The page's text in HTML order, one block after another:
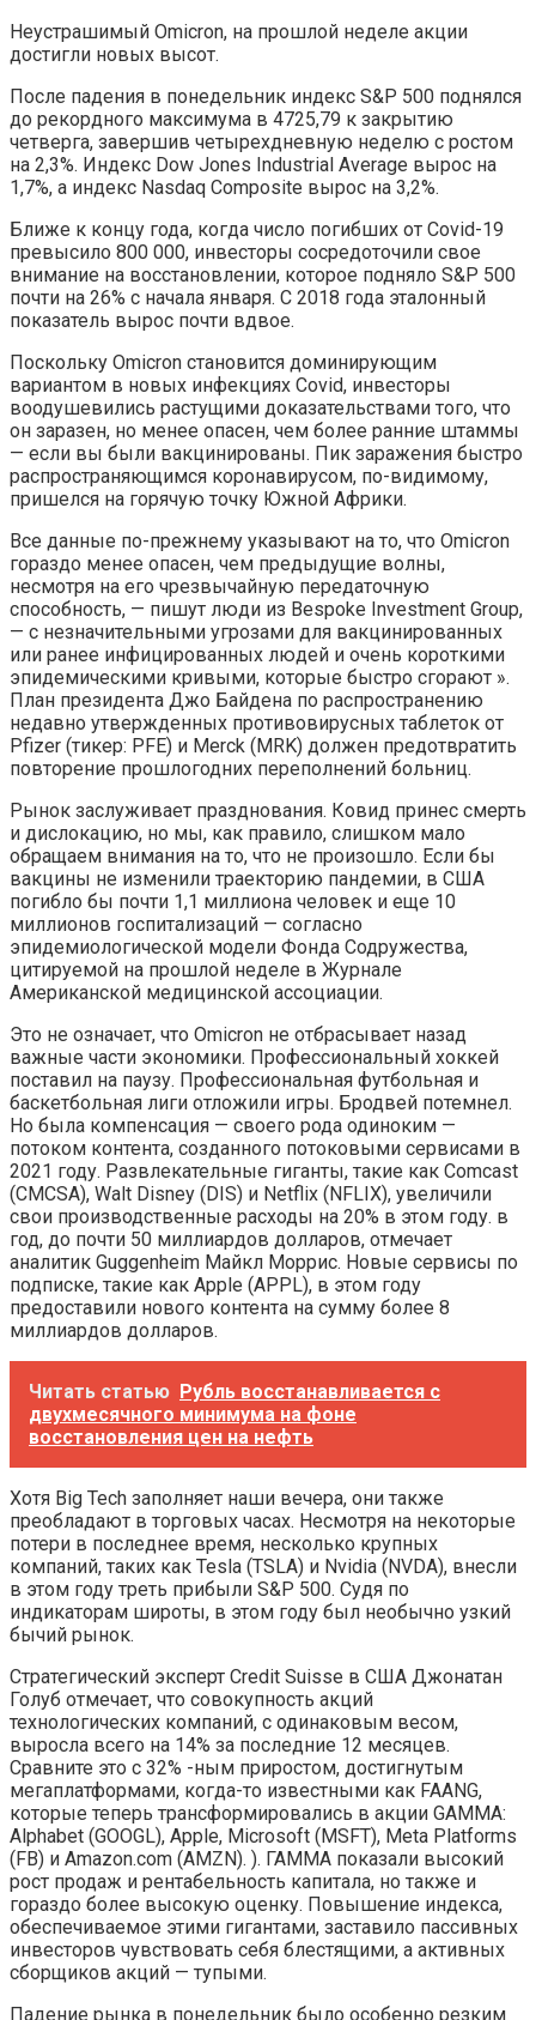
Неустрашимый Omicron, на прошлой неделе акции
достигли новых высот.
После падения в понедельник индекс S&P 500 поднялся
до рекордного максимума в 4725,79 к закрытию
четверга, завершив четырехдневную неделю с ростом
на 2,3%. Индекс Dow Jones Industrial Average вырос на
1,7%, а индекс Nasdaq Composite вырос на 3,2%.
Ближе к концу года, когда число погибших от Covid-19
превысило 800 000, инвесторы сосредоточили свое
внимание на восстановлении, которое подняло S&P 500
почти на 26% с начала января. С 2018 года эталонный
показатель вырос почти вдвое.
Поскольку Omicron становится доминирующим
вариантом в новых инфекциях Covid, инвесторы
воодушевились растущими доказательствами того, что
он заразен, но менее опасен, чем более ранние штаммы
— если вы были вакцинированы. Пик заражения быстро
распространяющимся коронавирусом, по-видимому,
пришелся на горячую точку Южной Африки.
Все данные по-прежнему указывают на то, что Omicron
гораздо менее опасен, чем предыдущие волны,
несмотря на его чрезвычайную передаточную
способность, — пишут люди из Bespoke Investment Group,
— с незначительными угрозами для вакцинированных
или ранее инфицированных людей и очень короткими
эпидемическими кривыми, которые быстро сгорают ».
План президента Джо Байдена по распространению
недавно утвержденных противовирусных таблеток от
Pfizer (тикер: PFE) и Merck (MRK) должен предотвратить
повторение прошлогодних переполнений больниц.
Рынок заслуживает празднования. Ковид принес смерть
и дислокацию, но мы, как правило, слишком мало
обращаем внимания на то, что не произошло. Если бы
вакцины не изменили траекторию пандемии, в США
погибло бы почти 1,1 миллиона человек и еще 10
миллионов госпитализаций — согласно
эпидемиологической модели Фонда Содружества,
цитируемой на прошлой неделе в Журнале
Американской медицинской ассоциации.
Это не означает, что Omicron не отбрасывает назад
важные части экономики. Профессиональный хоккей
поставил на паузу. Профессиональная футбольная и
баскетбольная лиги отложили игры. Бродвей потемнел.
Но была компенсация — своего рода одиноким —
потоком контента, созданного потоковыми сервисами в
2021 году. Развлекательные гиганты, такие как Comcast
(CMCSA), Walt Disney (DIS) и Netflix (NFLIX), увеличили
свои производственные расходы на 20% в этом году. в
год, до почти 50 миллиардов долларов, отмечает
аналитик Guggenheim Майкл Моррис. Новые сервисы по
подписке, такие как Apple (APPL), в этом году
предоставили нового контента на сумму более 8
миллиардов долларов.
Читать статью Рубль восстанавливается с
двухмесячного минимума на фоне
восстановления цен на нефть
Хотя Big Tech заполняет наши вечера, они также
преобладают в торговых часах. Несмотря на некоторые
потери в последнее время, несколько крупных
компаний, таких как Tesla (TSLA) и Nvidia (NVDA), внесли
в этом году треть прибыли S&P 500. Судя по
индикаторам широты, в этом году был необычно узкий
бычий рынок.
Стратегический эксперт Credit Suisse в США Джонатан
Голуб отмечает, что совокупность акций
технологических компаний, с одинаковым весом,
выросла всего на 14% за последние 12 месяцев.
Сравните это с 32% -ным приростом, достигнутым
мегаплатформами, когда-то известными как FAANG,
которые теперь трансформировались в акции GAMMA:
Alphabet (GOOGL), Apple, Microsoft (MSFT), Meta Platforms
(FB) и Amazon.com (AMZN). ). ГАММА показали высокий
рост продаж и рентабельность капитала, но также и
гораздо более высокую оценку. Повышение индекса,
обеспечиваемое этими гигантами, заставило пассивных
инвесторов чувствовать себя блестящими, а активных
сборщиков акций — тупыми.
Падение рынка в понедельник было особенно резким